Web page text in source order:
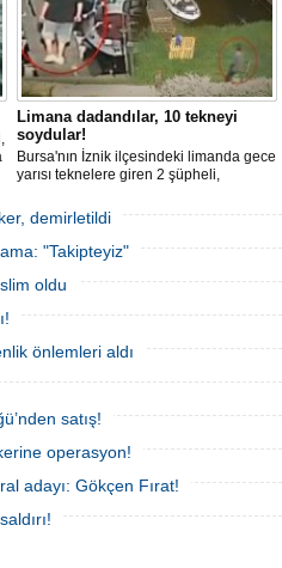
Limana dadandılar, 10 tekneyi
soydular!
Bursa'nın İznik ilçesindeki limanda gece
yarısı teknelere giren 2 şüpheli,
çaldı. Olay, güvenlik kameralarına
yansıdı, tekne sahiplerinin ihbarıyla
jandarma inceleme başlattı.
demirletildi
"Takipteyiz"
oldu
önlemleri aldı
satış!
operasyon!
adayı: Gökçen Fırat!